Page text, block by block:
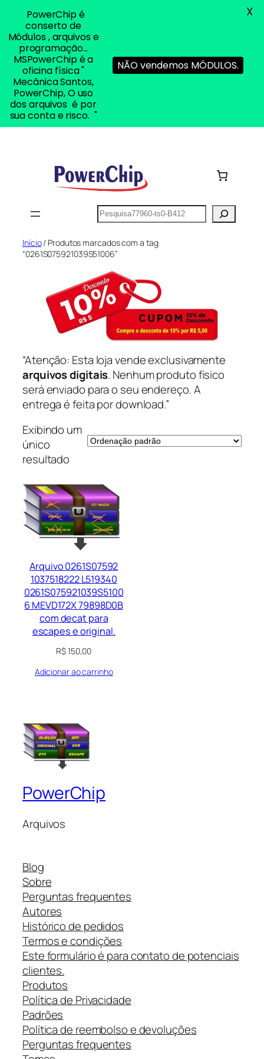
Pesquisar
Início/ Produtos marcados com a tag
“0261S075921039S51006”
“Atenção: Esta loja vende exclusivamente
arquivos digitais. Nenhum produto físico
será enviado para o seu endereço. A
entrega é feita por download.”
Exibindo um
único
resultado
Arquivo 0261S07592
1037518222 L519340
0261S075921039S5100
6 MEVD172X 79898D0B
com decat para
escapes e original.
R$150,00
Adicionar ao carrinho
PowerChip
Arquivos
Blog
Sobre
Perguntas frequentes
Autores
Histórico de pedidos
Termos e condições
Este formulário é para contato de potenciais
clientes.
Produtos
Política de Privacidade
Padrões
Política de reembolso e devoluções
Perguntas frequentes
PowerChip é
conserto de
Módulos , arquivos e
programação...
MSPowerChip é a
oficina física "
Mecânica Santos,
PowerChip, O uso
dos arquivos é por
sua conta e risco. "
NÃO vendemos MÓDULOS.
X